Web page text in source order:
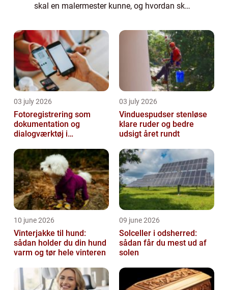
skal en malermester kunne, og hvordan skal
gode ti...
03 july 2026
Fotoregistrering som
dokumentation og
dialogværktøj i
03 july 2026
Vinduespudser stenløse
klare ruder og bedre
udsigt året rundt
10 june 2026
Vinterjakke til hund:
sådan holder du din hund
varm og tør hele vinteren
09 june 2026
Solceller i odsherred:
sådan får du mest ud af
solen